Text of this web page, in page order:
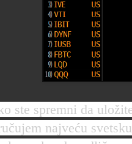
ste spremni da
najveću